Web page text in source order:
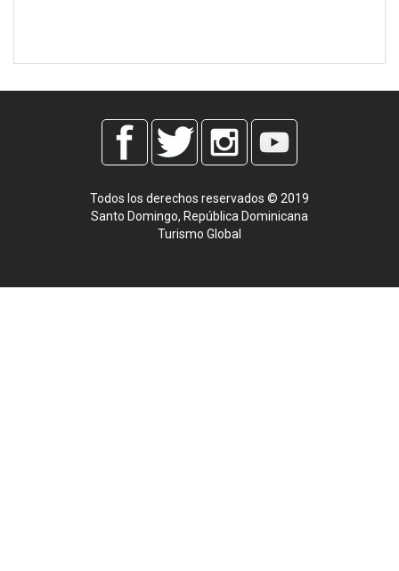
Todos los derechos reservados © 2019
Santo Domingo, República Dominicana
Turismo Global